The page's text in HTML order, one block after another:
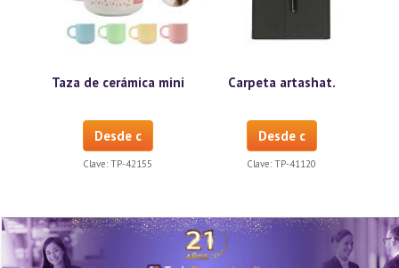
Taza de cerámica mini
Desde c
Clave: TP-42155
Carpeta artashat.
Desde c
Clave: TP-41120